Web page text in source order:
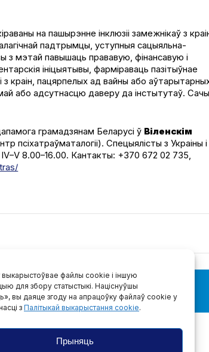
выкарыстоўвае файлы cookie і іншую
для збору статыстыкі. Націснуўшы
вы даяце згоду на апрацоўку файлаў cookie у
зПалітыкай выкарыстання cookie.
Прыняць
на пашырэнне інклюзіі замежнікаў з
падтрымцы, уступныя сацыяльна-
з мэтай павышаць прававую, фінансавую і
ініцыятывы, фарміраваць пазітыўнае
з краін, пацярпелых ад вайны або
або адсутнасцю даверу да інстытутаў.
грамадзянам Беларусі ў Віленскім
псіхатраўматалогіі). Спецыялісты з Украіны і
8.00–16.00. Кантакты: +370 672 02 735,
— падпісвайцеся!